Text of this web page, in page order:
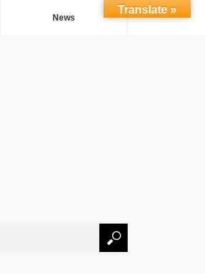
News
Translate »